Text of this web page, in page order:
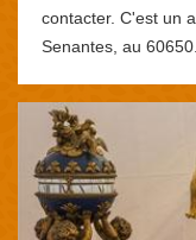
contacter. C'est un
Senantes, au 60650.